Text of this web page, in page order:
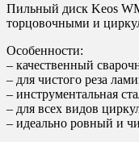
Пильный диск Keos
торцовочными и
Особенности:
– качественный
– для чистого реза
– инструментальная
– для всех видов
– идеально ровный и